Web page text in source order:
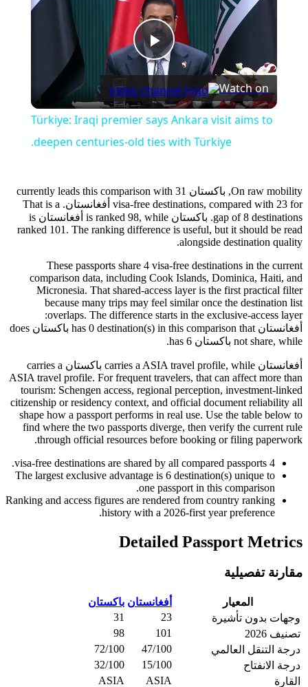
Play
Video
Watch on
Türkiye: Iraqi premier says Ankara visit aims to
deepen centuries-old ties with Türkiye.
On raw mobility, باكستان currently leads this comparison with 31
visa-free destinations, compared with 23 for أفغانستان. That is a
gap of 8 destinations. باكستان is ranked 98, while أفغانستان is
ranked 101. The ranking difference is useful, but it should be read
alongside destination quality.
These passports share 4 visa-free destinations in the current
comparison data, including Cook Islands, Dominica, Haiti, and
Micronesia. That shared-access layer is the first practical filter
because many trips may feel similar once the destination list
overlaps. The difference starts in the exclusive-access layer:
أفغانستان has 0 destination(s) in this comparison that باكستان does
not share, while باكستان has 6.
أفغانستان carries a ASIA travel profile, while باكستان carries a
ASIA travel profile. For frequent travelers, that can affect more than
tourism: Schengen access, regional perception, investment-linked
citizenship or residency context, and official document reliability all
shape how a passport performs in real use. Use the table below to
find where the two passports diverge, then verify the current rule
through official resources before booking or filing paperwork.
4
The largest exclusive advantage is 6 destination(s) unique to
one passport in this comparison.
Ranking and access figures are rendered from country ranking
history with a 2026-first year preference.
Detailed Passport Metrics
مقارنة تفصيلية
المعيار أفغانستان باكستان
وجهات بدون تأشيرة
23
31
تصنيف 2026
101
98
درجة التنقل العالمي
47/100
72/100
درجة الانفتاح
15/100
32/100
القارة
ASIA
ASIA